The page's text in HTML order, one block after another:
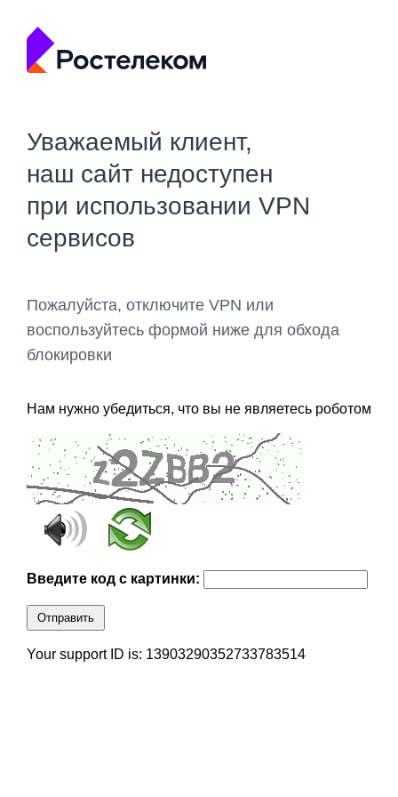
Уважаемый клиент,
наш сайт недоступен
при использовании VPN
сервисов
Пожалуйста, отключите VPN или
воспользуйтесь формой ниже для обхода
блокировки
Нам нужно убедиться, что вы не являетесь роботом
Введите код с картинки:
Отправить
Your support ID is: 13903290352733783514